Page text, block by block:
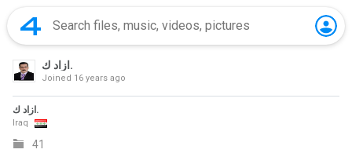
ازاد ك.
Joined 16 years ago
ازاد ك.
Iraq
41